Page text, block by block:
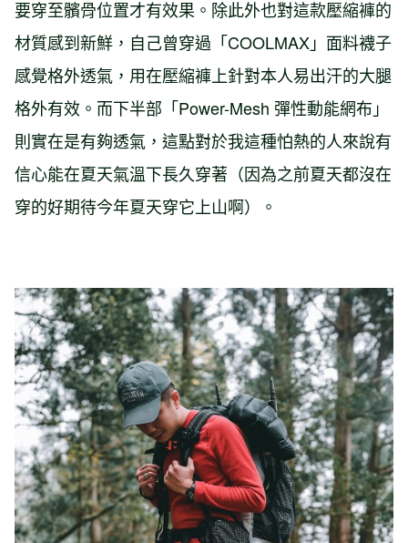
要穿至髕骨位置才有效果。除此外也對這款壓縮褲的
材質感到新鮮，自己曾穿過「COOLMAX」面料襪子
感覺格外透氣，用在壓縮褲上針對本人易出汗的大腿
格外有效。而下半部「Power-Mesh 彈性動能網布」
則實在是有夠透氣，這點對於我這種怕熱的人來說有
信心能在夏天氣溫下長久穿著（因為之前夏天都沒在
穿的好期待今年夏天穿它上山啊）。